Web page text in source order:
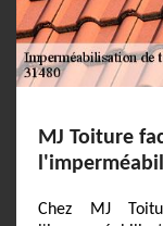
MJ Toiture
Chez MJ